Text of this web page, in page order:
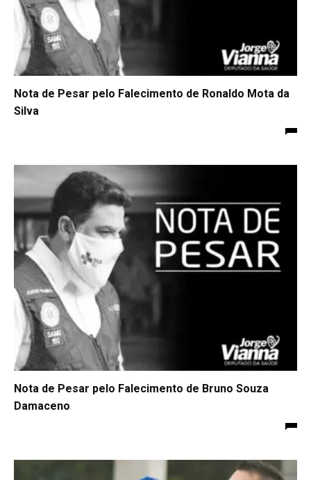
Nota de Pesar pelo Falecimento de Ronaldo Mota da
Silva
Nota de Pesar pelo Falecimento de Bruno Souza
Damaceno